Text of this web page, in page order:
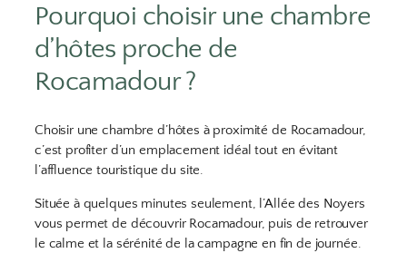
Pourquoi choisir une chambre
d’hôtes proche de
Rocamadour ?
Choisir une chambre d’hôtes à proximité de Rocamadour,
c’est profiter d’un emplacement idéal tout en évitant
l’affluence touristique du site.
Située à quelques minutes seulement, l’Allée des Noyers
vous permet de découvrir Rocamadour, puis de retrouver
le calme et la sérénité de la campagne en fin de journée.